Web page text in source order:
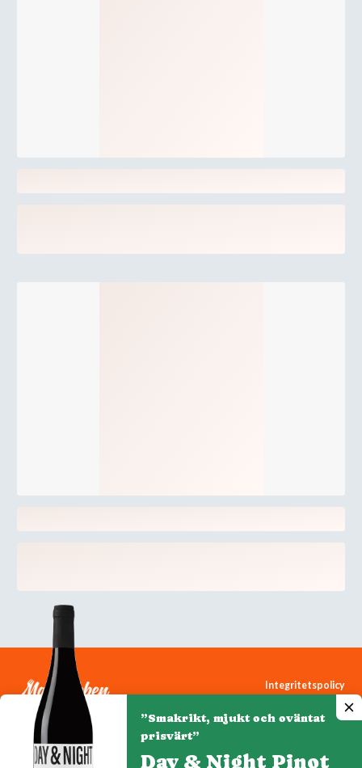
Integritetspolicy
Cookiepolicy
”Smakrikt, mjukt och oväntat
prisvärt”
Day & Night Pinot